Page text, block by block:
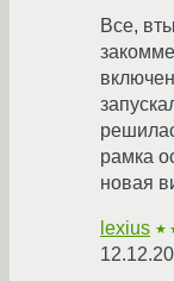
Все,
рамка
новая
lexius